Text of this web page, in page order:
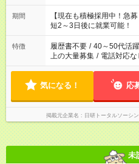
と休みを合わせたい」 「
「できれば残業はしたく
ね。 ※Wワーク希望の方へ 今ご覧のお仕事で希望する勤務時間
と、もう1つのお仕事の勤
合は応募できません。
期間
【現在も積極採用中！急
短2～3日後に就業可能！
特徴 履歴書不要 / 40～50代活
上の大量募集 / 電話対応な
気になる！ 応
掲載元企業名 日研トータルソーシ
未